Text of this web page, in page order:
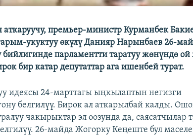
премьер-министр Курманбек
укуктуу өкүлү Данияр Нарынбаев 26-
бийлигинде парламентти таратуу жөнүндө
бир катар депутаттар ага ишенбей турат.
идеясы 24-марттагы ыңкылаптын негизги
белгилүү. Бирок ал аткарылбай калды.
чакырыктар эл оозунда да, саясатчылар
26-майда Жогорку Кеңеште бул